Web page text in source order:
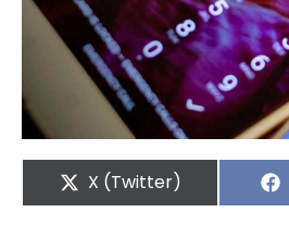
X (Twitter)